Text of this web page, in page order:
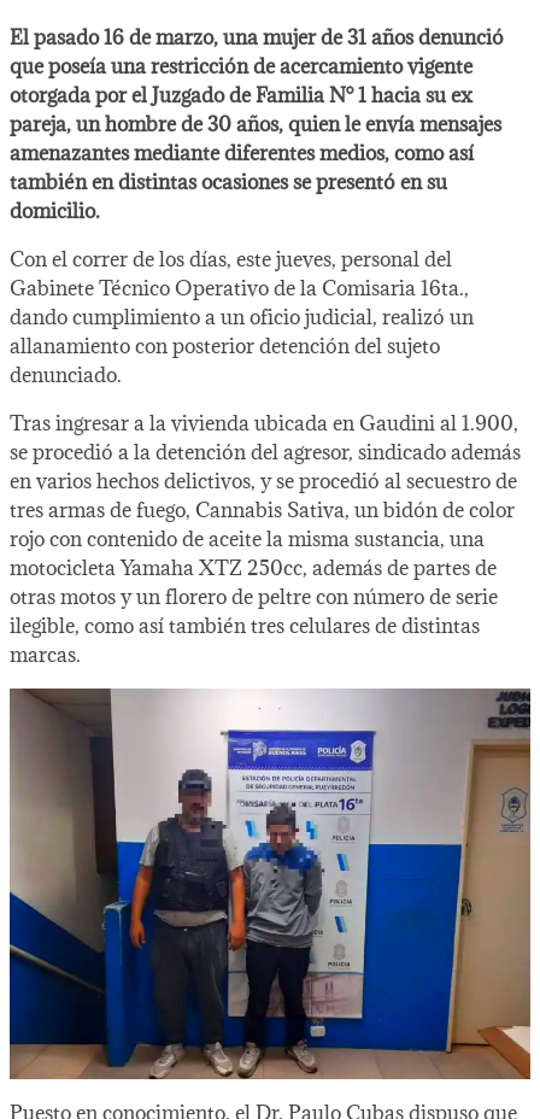
El pasado 16 de marzo, una mujer de 31 años denunció
que poseía una restricción de acercamiento vigente
otorgada por el Juzgado de Familia N° 1 hacia su ex
pareja, un hombre de 30 años, quien le envía mensajes
amenazantes mediante diferentes medios, como así
también en distintas ocasiones se presentó en su
domicilio.
Con el correr de los días, este jueves, personal del
Gabinete Técnico Operativo de la Comisaria 16ta.,
dando cumplimiento a un oficio judicial, realizó un
allanamiento con posterior detención del sujeto
denunciado.
Tras ingresar a la vivienda ubicada en Gaudini al 1.900,
se procedió a la detención del agresor, sindicado además
en varios hechos delictivos, y se procedió al secuestro de
tres armas de fuego, Cannabis Sativa, un bidón de color
rojo con contenido de aceite la misma sustancia, una
motocicleta Yamaha XTZ 250cc, además de partes de
otras motos y un florero de peltre con número de serie
ilegible, como así también tres celulares de distintas
marcas.
Puesto en conocimiento, el Dr. Paulo Cubas dispuso que